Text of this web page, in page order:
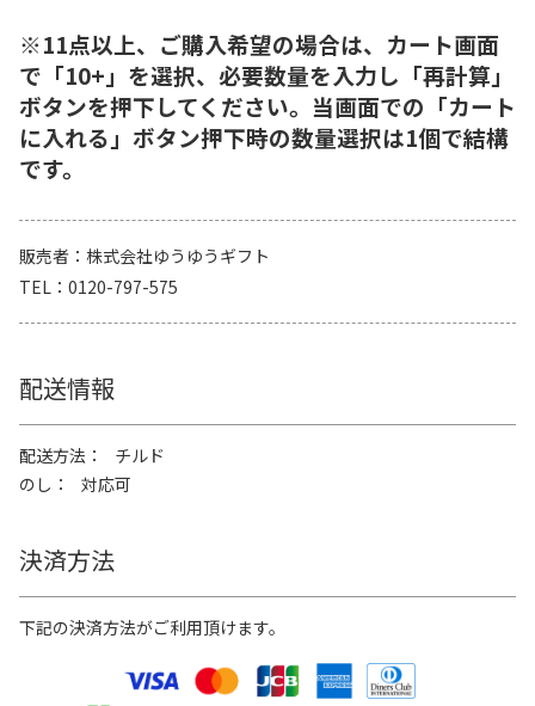
※11点以上、ご購入希望の場合は、カート画面
で「10+」を選択、必要数量を入力し「再計算」
ボタンを押下してください。当画面での「カート
に入れる」ボタン押下時の数量選択は1個で結構
です。
販売者
株式会社ゆうゆうギフト
TEL
0120-797-575
配送情報
配送方法
チルド
のし
対応可
決済方法
下記の決済方法がご利用頂けます。